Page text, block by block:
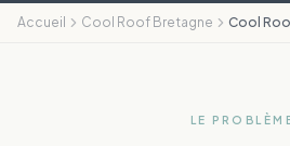
Accueil Cool Roof Bretagne Cool
LE